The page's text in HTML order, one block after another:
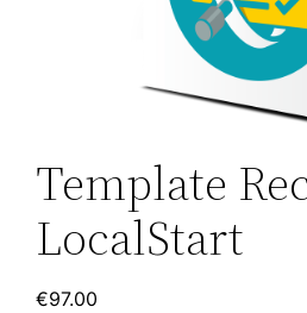
Template
LocalStart
€97.00